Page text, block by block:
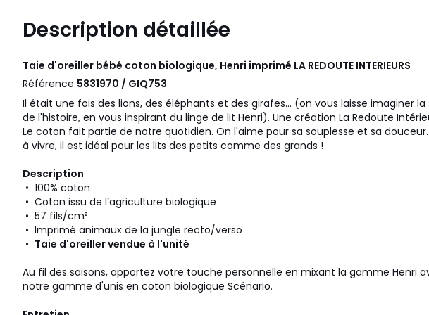
Description détaillée
Taie d'oreiller bébé coton biologique, Henri imprimé LA REDOUTE INTERIEURS
Référence 5831970 / GIQ753
Il était une fois des lions, des éléphants et des girafes... (on vous laisse imaginer la
de l'histoire, en vous inspirant du linge de lit Henri). Une création La Redoute
Le coton fait partie de notre quotidien. On l'aime pour sa souplesse et sa douceur.
à vivre, il est idéal pour les lits des petits comme des grands !
Description
• 100% coton
• Coton issu de l’agriculture biologique
• 57 fils/cm²
• Imprimé animaux de la jungle recto/verso
• Taie d'oreiller vendue à l'unité
Au fil des saisons, apportez votre touche personnelle en mixant la gamme Henri
notre gamme d'unis en coton biologique Scénario.